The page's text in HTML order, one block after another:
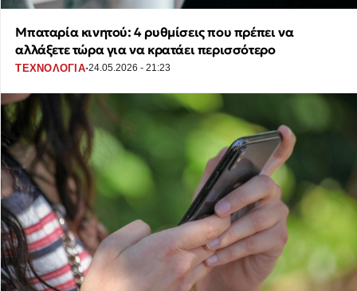
Μπαταρία κινητού: 4 ρυθμίσεις που πρέπει να
αλλάξετε τώρα για να κρατάει περισσότερο
ΤΕΧΝΟΛΟΓΙΑ·24.05.2026 - 21:23